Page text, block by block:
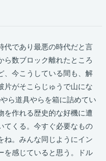
代であり最悪の時代だと言
ら数ブロック離れたところ
、今こうしている間も、解
片がそこらじゅうで山にな
ら道具やらを箱に詰めてい
を作れる歴史的な好機に遭
てくる。今すぐ必要なもの
ね。みんな同じようにイン
を感じていると思う。ドル